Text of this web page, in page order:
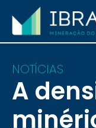
NOTÍCIAS
A